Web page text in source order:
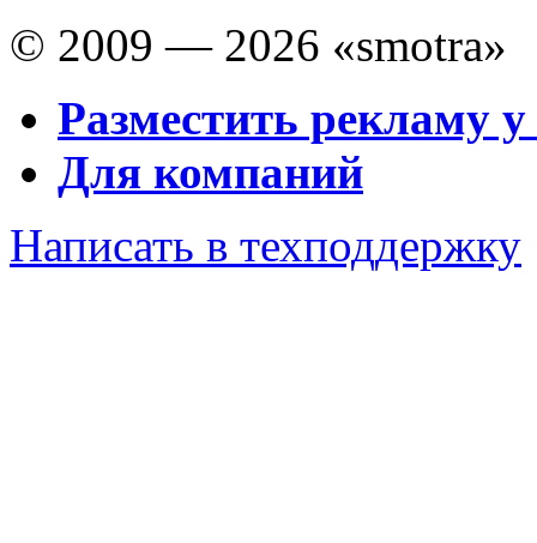
© 2009 — 2026 «smotra»
Разместить рекламу у
Для компаний
Написать в техподдержку